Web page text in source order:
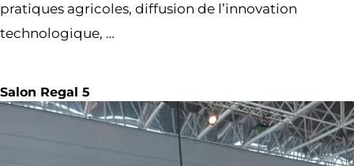
pratiques agricoles, diffusion de l’innovation
technologique, …
Salon Regal 5